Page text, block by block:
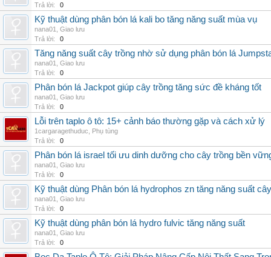
Trả lời:
0
Kỹ thuật dùng phân bón lá kali bo tăng năng suất mùa vụ
nana01
Giao lưu
Trả lời:
0
Tăng năng suất cây trồng nhờ sử dụng phân bón lá
nana01
Giao lưu
Trả lời:
0
Phân bón lá Jackpot giúp cây trồng tăng sức đề kháng tốt
nana01
Giao lưu
Trả lời:
0
Lỗi trên taplo ô tô: 15+ cảnh báo thường gặp và cách xử lý
1cargaragethuduc
Phụ tùng
Trả lời:
0
Phân bón lá israel tối ưu dinh dưỡng cho cây trồng bền
nana01
Giao lưu
Trả lời:
0
Kỹ thuật dùng Phân bón lá hydrophos zn tăng năng suất cây
nana01
Giao lưu
Trả lời:
0
Kỹ thuật dùng phân bón lá hydro fulvic tăng năng suất
nana01
Giao lưu
Trả lời:
0